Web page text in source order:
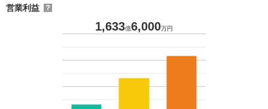
営業利益 ？
1,633億6,000万円